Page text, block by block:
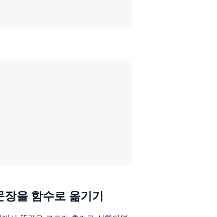
을 함수로 옮기기